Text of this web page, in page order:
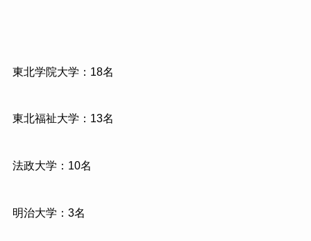
東北学院大学：18名
東北福祉大学：13名
法政大学：10名
明治大学：3名